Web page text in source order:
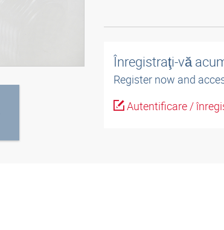
Înregistraţi-vă
Register now and
Autentificare /